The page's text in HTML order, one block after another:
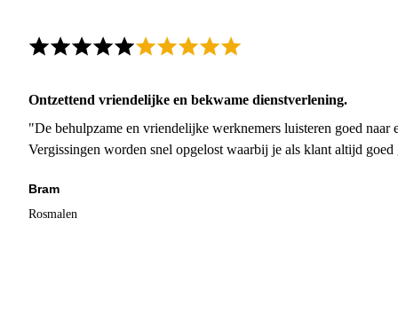
Ontzettend vriendelijke en bekwame dienstverlening.
"De behulpzame en vriendelijke werknemers luisteren goed naar
Vergissingen worden snel opgelost waarbij je als klant altijd
Bram
Rosmalen